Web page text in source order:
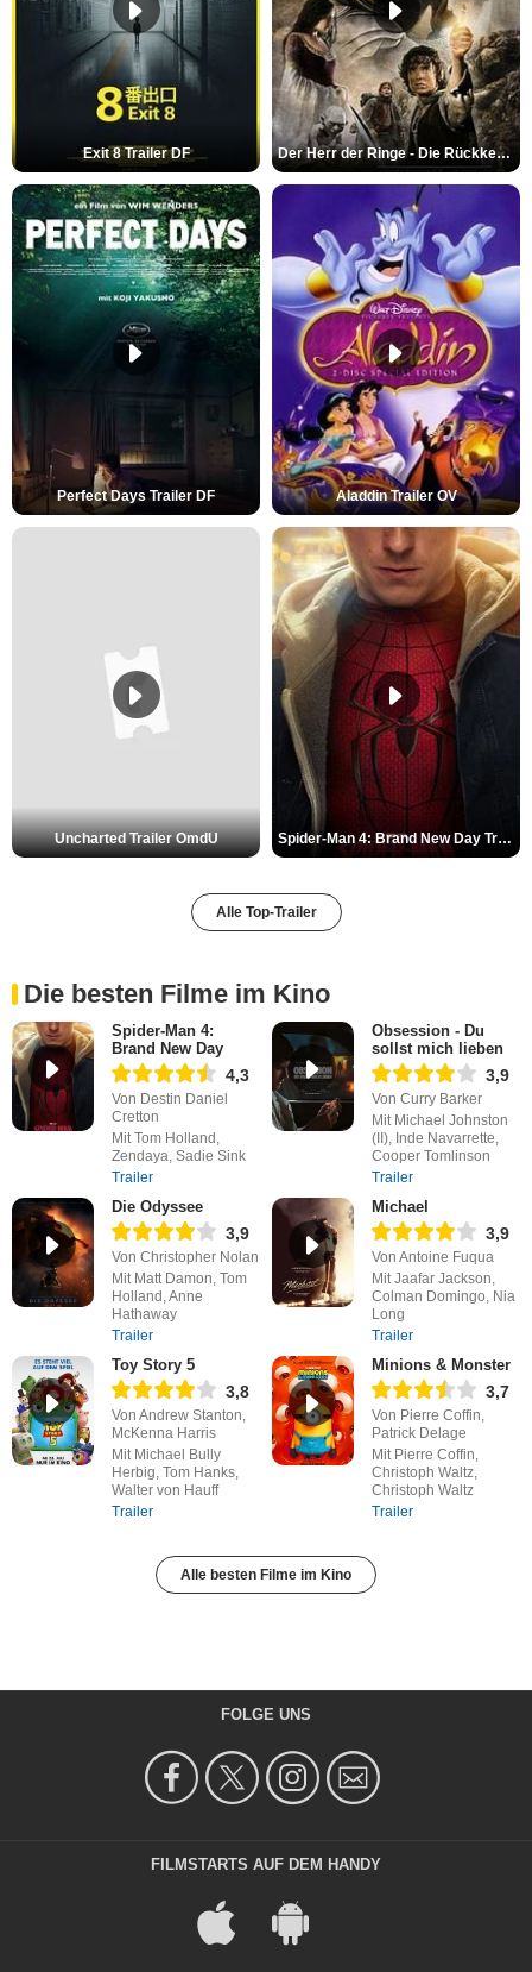
Exit 8 Trailer DF Der Herr der Ringe - Die Rückkehr des Königs Trailer OV
Perfect Days Trailer DF Aladdin Trailer OV
Uncharted Trailer OmdU Spider-Man 4: Brand New Day Trailer (3) DF
Alle Top-Trailer
Die besten Filme im Kino
Spider-Man 4:
Brand New Day
4,3
Von Destin Daniel
Cretton
Mit Tom Holland,
Zendaya, Sadie Sink
Trailer
Obsession - Du
sollst mich lieben
3,9
Von Curry Barker
Mit Michael Johnston
(II), Inde Navarrette,
Cooper Tomlinson
Trailer
Die Odyssee
3,9
Von Christopher Nolan
Mit Matt Damon, Tom
Holland, Anne
Hathaway
Trailer
Michael
3,9
Von Antoine Fuqua
Mit Jaafar Jackson,
Colman Domingo, Nia
Long
Trailer
Toy Story 5
3,8
Von Andrew Stanton,
McKenna Harris
Mit Michael Bully
Herbig, Tom Hanks,
Walter von Hauff
Trailer
Minions & Monster
3,7
Von Pierre Coffin,
Patrick Delage
Mit Pierre Coffin,
Christoph Waltz,
Christoph Waltz
Trailer
Alle besten Filme im Kino
FOLGE UNS
FILMSTARTS AUF DEM HANDY